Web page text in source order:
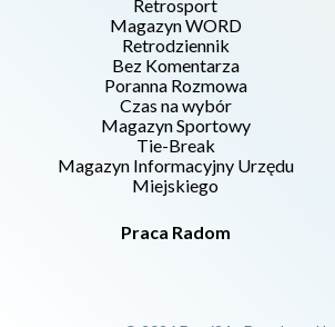
Retrosport
Magazyn WORD
Retrodziennik
Bez Komentarza
Poranna Rozmowa
Czas na wybór
Magazyn Sportowy
Tie-Break
Magazyn Informacyjny Urzędu
Miejskiego
Praca Radom